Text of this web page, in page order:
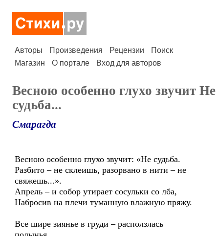
Авторы Произведения Рецензии
Поиск
Магазин
О портале Вход для авторов
Весною особенно глухо звучит Не
судьба...
Смарагда
Весною особенно глухо звучит: «Не судьба.
Разбито – не склеишь, разорвано в нити – не
свяжешь...».
Апрель – и собор утирает сосульки со лба,
Набросив на плечи туманную влажную пряжу.
Все шире зиянье в груди – расползлась